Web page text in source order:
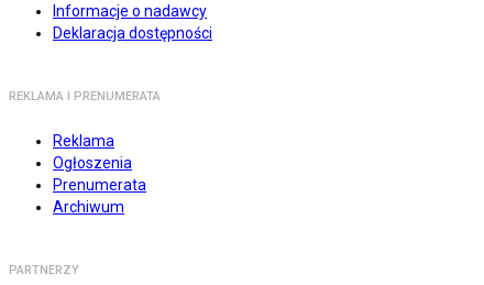
Informacje o nadawcy
Deklaracja dostępności
REKLAMA I PRENUMERATA
Reklama
Ogłoszenia
Prenumerata
Archiwum
PARTNERZY